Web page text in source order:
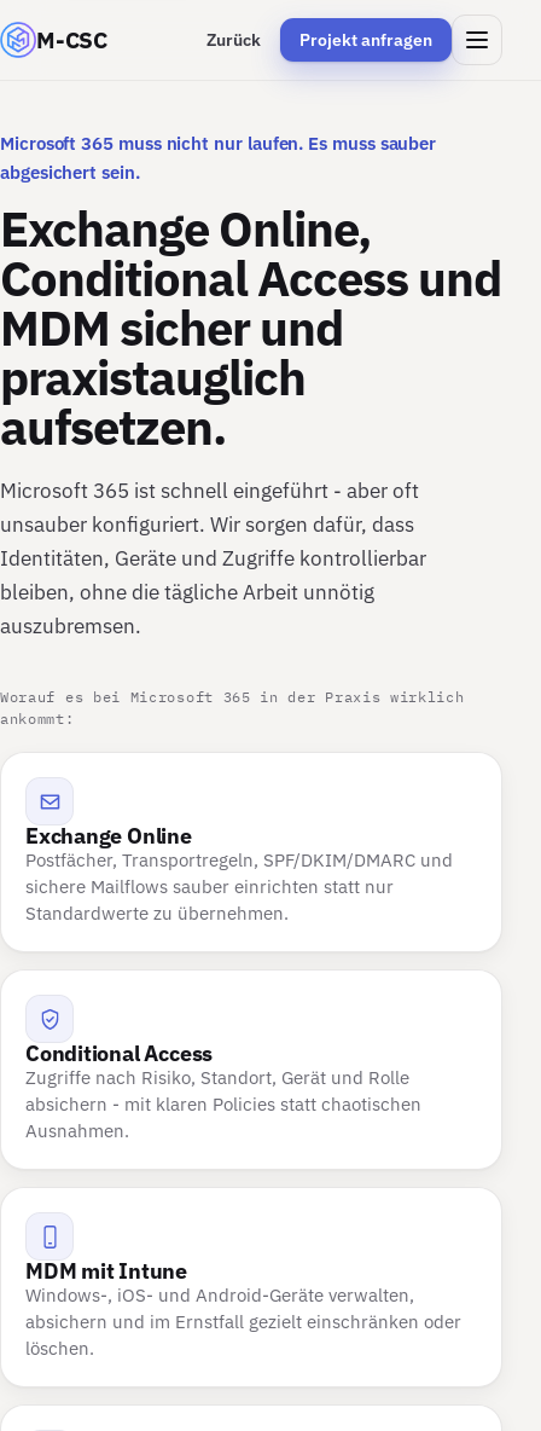
M-CSC Zurück Projekt anfragen
Microsoft 365 muss nicht nur laufen. Es muss sauber
abgesichert sein.
Exchange Online,
Conditional Access und
MDM sicher und
praxistauglich
aufsetzen.
Microsoft 365 ist schnell eingeführt - aber oft
unsauber konfiguriert. Wir sorgen dafür, dass
Identitäten, Geräte und Zugriffe kontrollierbar
bleiben, ohne die tägliche Arbeit unnötig
auszubremsen.
Worauf es bei Microsoft 365 in der Praxis wirklich
ankommt:
Exchange Online
Postfächer, Transportregeln, SPF/DKIM/DMARC und
sichere Mailflows sauber einrichten statt nur
Standardwerte zu übernehmen.
Conditional Access
Zugriffe nach Risiko, Standort, Gerät und Rolle
absichern - mit klaren Policies statt chaotischen
Ausnahmen.
MDM mit Intune
Windows-, iOS- und Android-Geräte verwalten,
absichern und im Ernstfall gezielt einschränken oder
löschen.